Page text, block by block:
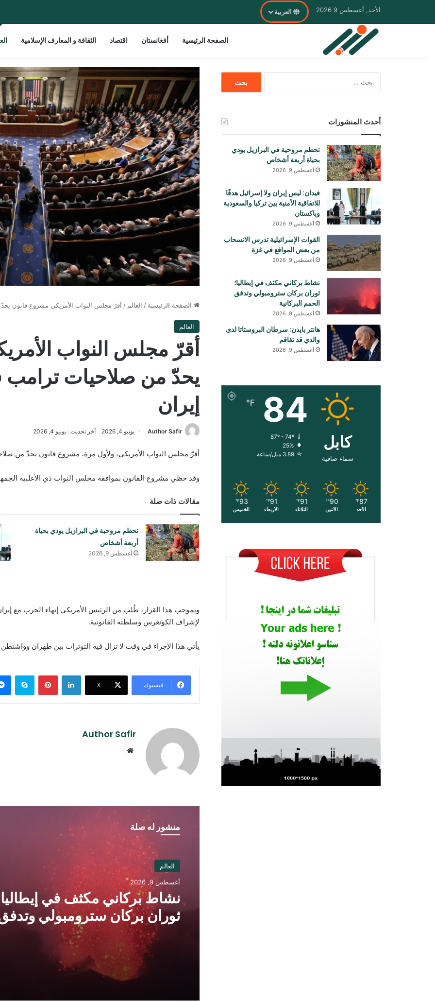
الأحد, أغسطس 9 2026 العربية
الصفحة الرئيسية أفغانستان اقتصاد الثقافة و المعارف الإسلامية
الصفحة الرئيسية / العالم / أقرّ مجلس النواب الأمريكي مشروع قانون
العالم
أقرّ مجلس النواب
يحدّ من صلاحيات
إيران
Author Safir يونيو 4, 2026 آخر تحديث : يونيو 4, 2026
أقرّ مجلس النواب الأمريكي، ولأول مرة، مشروع قانون يحدّ من
وقد حظي مشروع القانون بموافقة مجلس النواب ذي الأغلبية الجمهورية بأغلبية 215 صوتًا
مقالات ذات صلة
تحطم مروحية في البرازيل يودي بحياة
أربعة أشخاص
أغسطس 9, 2026
وبموجب هذا القرار، طُلب من الرئيس الأمريكي إنهاء الحرب مع
لإشراف الكونغرس وسلطته القانونية.
يأتي هذا الإجراء في وقت لا تزال فيه التوترات بين طهران
فيسبوك ‫X
لينكدإن بينتيريست
Author Safir
منشور له صلة
العالم
أغسطس 9, 2026
نشاط بركاني مكثف في
ثوران بركان سترومبولي
الحمم البركانية
أحدث المنشورات
تحطم مروحية في البرازيل يودي
بحياة أربعة أشخاص
أغسطس 9, 2026
فيدان: ليس إيران ولا إسرائيل هدفًا
للاتفاقية الأمنية بين تركيا والسعودية
وباكستان
أغسطس 9, 2026
القوات الإسرائيلية تدرس الانسحاب
من بعض المواقع في غزة
أغسطس 9, 2026
نشاط بركاني مكثف في إيطاليا؛
ثوران بركان سترومبولي وتدفق
الحمم البركانية
أغسطس 9, 2026
هانتر بايدن: سرطان البروستاتا لدى
والدي قد تفاقم
أغسطس 9, 2026
کابل
سماء صافية
84
℉
87º - 74º
25%
3.89 ميل/ساعة
87
℉
الأحد
90
℉
الأثنين
91
℉
الثلاثاء
91
℉
الأربعاء
93
℉
الخميس